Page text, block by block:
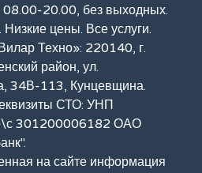
20.00, без выходных.
. Низкие цены. Все услуги.
Техно»: 220140, г.
район, ул.
34В-113, Кунцевщина.
СТО: УНП
301200006182 ОАО
на сайте информация